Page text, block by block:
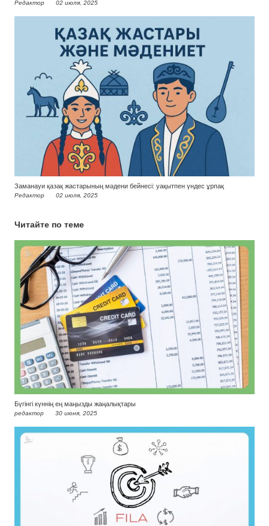
Редактор 02 июля, 2025
Заманауи қазақ жастарының мәдени бейнесі: уақытпен үндес ұрпақ
Редактор 02 июля, 2025
Читайте по теме
Бүгінгі күннің ең маңызды жаңалықтары
редактор 30 июня, 2025